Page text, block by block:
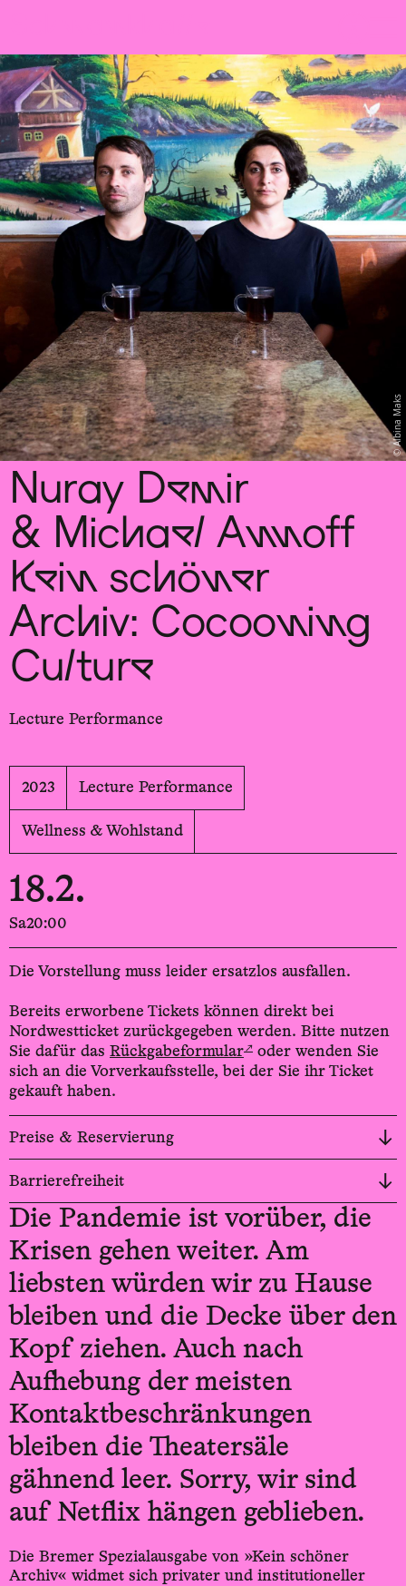
Albina Maks
Nuray Demir
& Michael Annoff
Kein schöner
Archiv: Cocooning
Culture
Lecture Performance
2023 Lecture Performance
Wellness & Wohlstand
18.2.
Sa20:00
Die Vorstellung muss leider ersatzlos ausfallen.
Bereits erworbene Tickets können direkt bei
Nordwestticket zurückgegeben werden. Bitte nutzen
Sie dafür das Rückgabeformular↗ oder wenden Sie
sich an die Vorverkaufsstelle, bei der Sie ihr Ticket
gekauft haben.
Preise & Reservierung
Barrierefreiheit
Die Pandemie ist vorüber, die
Krisen gehen weiter. Am
liebsten würden wir zu Hause
bleiben und die Decke über den
Kopf ziehen. Auch nach
Aufhebung der meisten
Kontaktbeschränkungen
bleiben die Theatersäle
gähnend leer. Sorry, wir sind
auf Netflix hängen geblieben.
Die Bremer Spezialausgabe von »Kein schöner
Archiv« widmet sich privater und institutioneller